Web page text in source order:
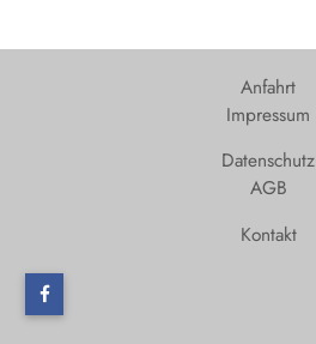
Anfahrt
Impressum
Datenschutz
AGB
Kontakt